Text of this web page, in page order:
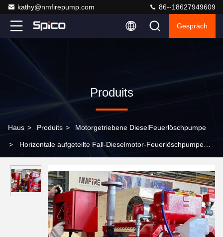
kathy@nmfirepump.com 86--18627949609
Gespräch
Produits
Haus > Produits > Motorgetriebene DieselFeuerlöschpumpe
> Horizontale aufgeteilte Fall-Dieselmotor-Feuerlöschpumpe